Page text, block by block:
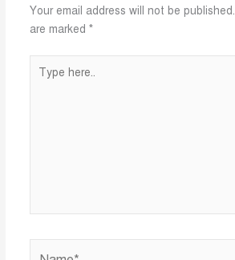
Your email address will not be published.
are marked *
here..